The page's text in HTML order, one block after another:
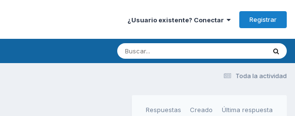
¿Usuario existente? Conectar Registrar
Toda la actividad
Respuestas Creado Última respuesta